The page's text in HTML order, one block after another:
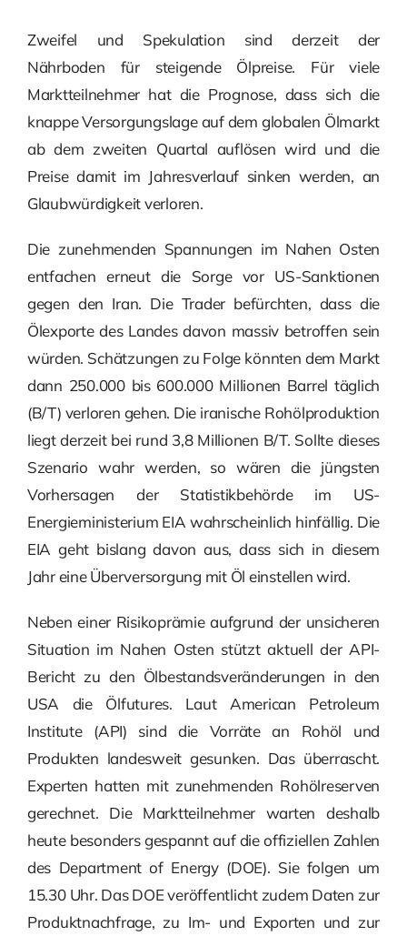
Zweifel und Spekulation sind derzeit der
Nährboden für steigende Ölpreise. Für viele
Marktteilnehmer hat die Prognose, dass sich die
knappe Versorgungslage auf dem globalen Ölmarkt
ab dem zweiten Quartal auflösen wird und die
Preise damit im Jahresverlauf sinken werden, an
Glaubwürdigkeit verloren.
Die zunehmenden Spannungen im Nahen Osten
entfachen erneut die Sorge vor US-Sanktionen
gegen den Iran. Die Trader befürchten, dass die
Ölexporte des Landes davon massiv betroffen sein
würden. Schätzungen zu Folge könnten dem Markt
dann 250.000 bis 600.000 Millionen Barrel täglich
(B/T) verloren gehen. Die iranische Rohölproduktion
liegt derzeit bei rund 3,8 Millionen B/T. Sollte dieses
Szenario wahr werden, so wären die jüngsten
Vorhersagen der Statistikbehörde im US-
Energieministerium EIA wahrscheinlich hinfällig. Die
EIA geht bislang davon aus, dass sich in diesem
Jahr eine Überversorgung mit Öl einstellen wird.
Neben einer Risikoprämie aufgrund der unsicheren
Situation im Nahen Osten stützt aktuell der API-
Bericht zu den Ölbestandsveränderungen in den
USA die Ölfutures. Laut American Petroleum
Institute (API) sind die Vorräte an Rohöl und
Produkten landesweit gesunken. Das überrascht.
Experten hatten mit zunehmenden Rohölreserven
gerechnet. Die Marktteilnehmer warten deshalb
heute besonders gespannt auf die offiziellen Zahlen
des Department of Energy (DOE). Sie folgen um
15.30 Uhr. Das DOE veröffentlicht zudem Daten zur
Produktnachfrage, zu Im- und Exporten und zur